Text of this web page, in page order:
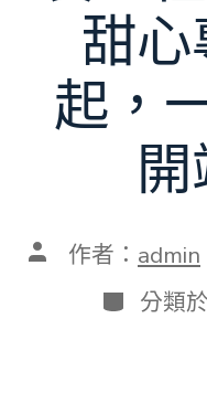
甜
起，
文 作者： admin
分
類
分類於